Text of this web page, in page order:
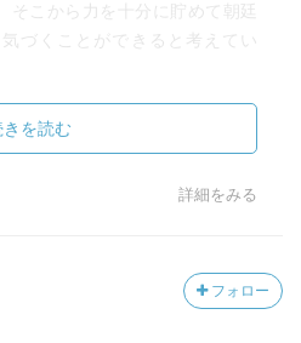
そこから力を十分に貯めて朝廷
づくことができると考えてい
北に勢力を持つ清原氏は潰され
らかである。だから、もし安部
なら、頼義としてもピンチだ
る最後のチャンスになるのであ
きを読む
詳細をみる
フォロー